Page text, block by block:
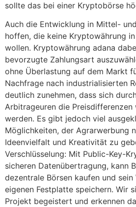
sollte das bei einer Kryptobörse
Auch die Entwicklung in Mittel-
hoffen, die keine Kryptowährung
wollen. Kryptowährung adana
bevorzugte Zahlungsart
ohne Überlastung auf dem Markt
Nachfrage nach industrialisierten
deutlich zunehmen, dass sich
Arbitrageuren die
werden. Es gibt jedoch viel
Möglichkeiten, der Agrarwerbung
Ideenvielfalt und Kreativität zu
Verschlüsselung: Mit Public-Key-
sicheren Datenübertragung, kann
dezentrale Börsen kaufen und
eigenen Festplatte speichern. Wir
Projekt begeistert und erkennen